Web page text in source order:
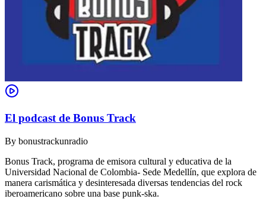
El podcast de Bonus Track
By bonustrackunradio
Bonus Track, programa de emisora cultural y educativa de la
Universidad Nacional de Colombia- Sede Medellín, que explora de
manera carismática y desinteresada diversas tendencias del rock
iberoamericano sobre una base punk-ska.